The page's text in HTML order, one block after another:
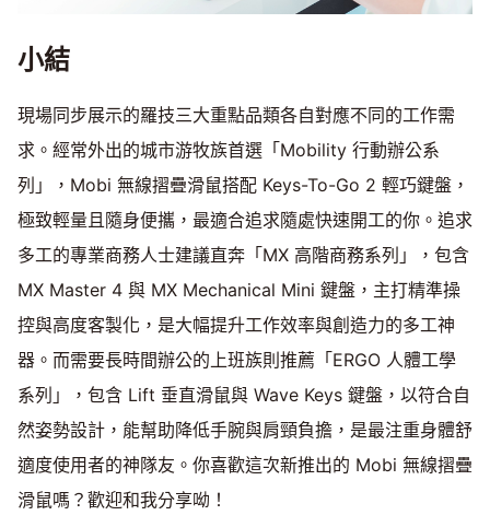
小結
現場同步展示的羅技三大重點品類各自對應不同的工作需
求。經常外出的城市游牧族首選「Mobility 行動辦公系
列」，Mobi 無線摺疊滑鼠搭配 Keys-To-Go 2 輕巧鍵盤，
極致輕量且隨身便攜，最適合追求隨處快速開工的你。追求
多工的專業商務人士建議直奔「MX 高階商務系列」，包含
MX Master 4 與 MX Mechanical Mini 鍵盤，主打精準操
控與高度客製化，是大幅提升工作效率與創造力的多工神
器。而需要長時間辦公的上班族則推薦「ERGO 人體工學
系列」，包含 Lift 垂直滑鼠與 Wave Keys 鍵盤，以符合自
然姿勢設計，能幫助降低手腕與肩頸負擔，是最注重身體舒
適度使用者的神隊友。你喜歡這次新推出的 Mobi 無線摺疊
滑鼠嗎？歡迎和我分享呦！